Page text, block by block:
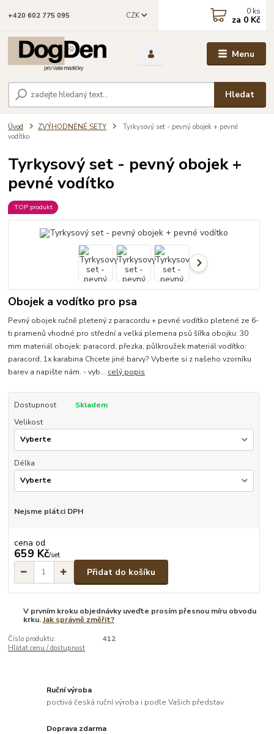
Menu
CZK
Hledat
+420 602 775 095 0 ks
za 0 Kč
Úvod ZVÝHODNĚNÉ SETY
Tyrkysový set - pevný obojek + pevné
vodítko
Tyrkysový set - pevný obojek +
pevné vodítko
TOP produkt
Obojek a vodítko pro psa
Pevný obojek ručně pletený z paracordu + pevné vodítko pletené ze 6-
ti pramenů vhodné pro střední a velká plemena psů šířka obojku: 30
mm materiál obojek: paracord, přezka, půlkroužek materiál vodítko:
paracord, 1x karabina Chcete jiné barvy? Vyberte si z našeho vzorníku
barev a napište nám. - vyb... celý popis
Dostupnost
Skladem
Velikost
Délka
Nejsme plátci DPH
cena od
659 Kč/set
Přidat do košíku
V prvním kroku objednávky uveďte prosím přesnou míru obvodu
krku.Jak správně změřit?
Číslo produktu:
412
Hlídat cenu / dostupnost
Ruční výroba
poctivá česká ruční výroba i podle Vašich představ
Doprava zdarma